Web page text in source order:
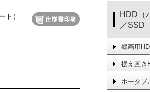
ト）
HDD（
／SSD
録画用
据え置き
ポータブ